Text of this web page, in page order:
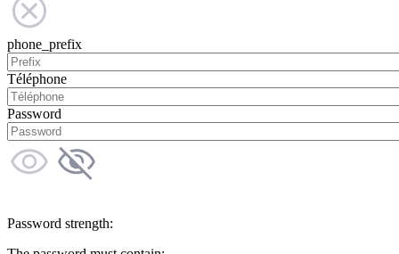
phone_prefix
Téléphone
Password
Password strength: